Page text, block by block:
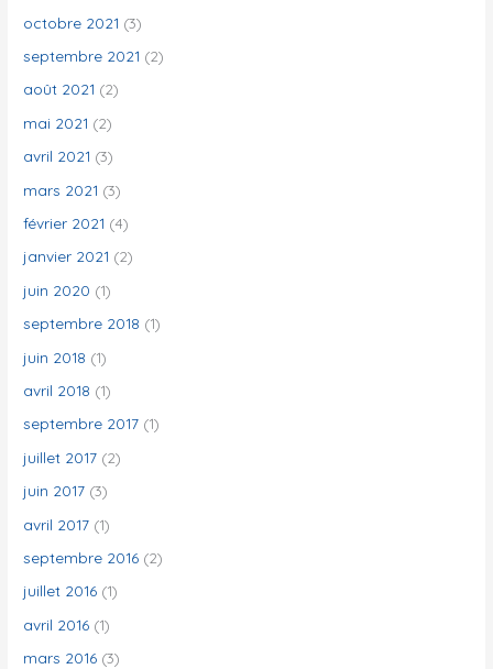
octobre 2021 (3)
septembre 2021 (2)
août 2021 (2)
mai 2021 (2)
avril 2021 (3)
mars 2021 (3)
février 2021 (4)
janvier 2021 (2)
juin 2020 (1)
septembre 2018 (1)
juin 2018 (1)
avril 2018 (1)
septembre 2017 (1)
juillet 2017 (2)
juin 2017 (3)
avril 2017 (1)
septembre 2016 (2)
juillet 2016 (1)
avril 2016 (1)
mars 2016 (3)